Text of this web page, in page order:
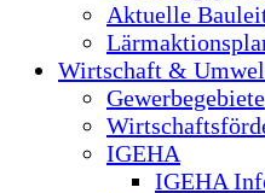
Aktuelle
Wirtschaft &
Gewerbegebiete
IGEHA
IGEHA